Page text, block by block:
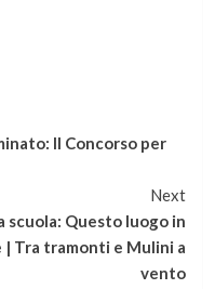
Il Concorso per
Next
scuola: Questo luogo in
Tra tramonti e Mulini a
vento